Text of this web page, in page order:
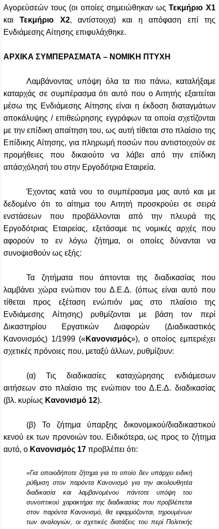
Αγορεύσεών τους (οι οποίες σημειώθηκαν ωςΤεκμήριο Χ1
καιΤεκμήριο Χ2, αντίστοιχα) και η απόφαση επί της
Ενδιάμεσης Αίτησης επιφυλάχθηκε.
ΑΡΧΙΚΑ ΣΥΜΠΕΡΑΣΜΑΤΑ – ΝΟΜΙΚΗ ΠΤΥΧΗ
Λαμβάνοντας υπόψη όλα τα πιο πάνω, καταλήξαμε
καταρχάς σε συμπέρασμα ότι αυτό που ο Αιτητής εξαιτείται
μέσω της Ενδιάμεσης Αίτησης είναι η έκδοση διαταγμάτων
αποκάλυψης / επιθεώρησης εγγράφων τα οποία σχετίζονται
με την επίδικη απαίτηση του, ως αυτή τίθεται στο πλαίσιο της
Επίδικης Αίτησης, για πληρωμή ποσών που αντιστοιχούν σε
προμήθειες που δικαιούτο να λάβει από την επίδικη
απάσχόλησή του στην Εργοδότρια Εταιρεία.
Έχοντας κατά νου το συμπέρασμα μας αυτό και με
δεδομένο ότι το αίτημα του Αιτητή προσκρούει σε σειρά
ενστάσεων που προβάλλονται από την πλευρά της
Εργοδότριας Εταιρείας, εξετάσαμε τις νομικές αρχές που
αφορούν το εν λόγω ζήτημα, οι οποίες δύνανται να
συνοψισθούν ως εξής:
Τα ζητήματα που άπτονται της διαδικασίας που
λαμβάνει χώρα ενώπιον του Δ.Ε.Δ. (όπως είναι αυτό που
τίθεται προς εξέταση ενώπιόν μας στο πλαίσιο της
Ενδιάμεσης Αίτησης) ρυθμίζονται με βάση τον περί
Δικαστηρίου Εργατικών Διαφορών (Διαδικαστικός
Κανονισμός) 1/1999 («Κανονισμός»), ο οποίος εμπεριέχει
σχετικές πρόνοιες που, μεταξύ άλλων, ρυθμίζουν:
(α) Τις διαδικασίες καταχώρησης ενδιάμεσων
αιτήσεων στο πλαίσιο της ενώπιον του Δ.Ε.Δ. διαδικασίας
(βλ. κυρίως Κανονισμό 12).
(β) Το ζήτημα ύπαρξης δικονομικού/διαδικαστικού
κενού εκ των προνοιών του. Ειδικότερα, ως προς το ζήτημα
αυτό, ο Κανονισμός 17 προβλέπει ότι:
«Για οποιοδήποτε ζήτημα για το οποίο δεν υπάρχει ειδική
ρύθμιση στον παρόντα Κανονισμό για την ακολουθητέα
διαδικασία και λαμβανομένου πάντοτε υπόψη του
συνοπτικού χαρακτήρα της διαδικασίας που προβλέπεται
στον παρόντα Κανονισμό, θα εφαρμόζονται, τηρουμένων
των αναλογιών, οι σχετικές διατάξεις του περί Πολιτικής